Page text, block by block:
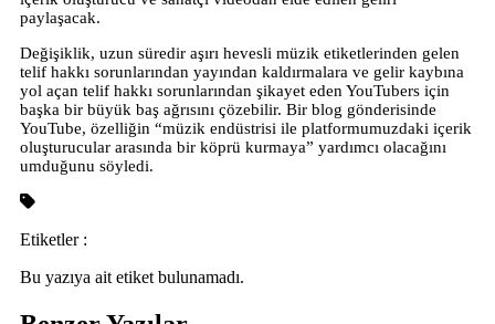
paylaşacak.
Değişiklik, uzun süredir aşırı hevesli müzik etiketlerinden gelen
telif hakkı sorunlarından yayından kaldırmalara ve gelir kaybına
yol açan telif hakkı sorunlarından şikayet eden YouTubers için
başka bir büyük baş ağrısını çözebilir. Bir blog gönderisinde
YouTube, özelliğin “müzik endüstrisi ile platformumuzdaki içerik
oluşturucular arasında bir köprü kurmaya” yardımcı olacağını
umduğunu söyledi.
Etiketler :
Bu yazıya ait etiket bulunamadı.